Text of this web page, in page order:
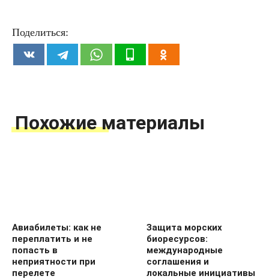
Поделиться:
Похожие материалы
Авиабилеты: как не
переплатить и не
попасть в
неприятности при
перелете
Защита морских
биоресурсов:
международные
соглашения и
локальные инициативы